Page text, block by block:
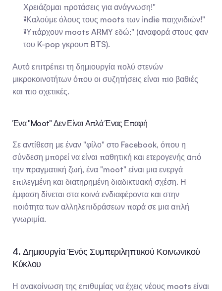
Χρειάζομαι προτάσεις για ανάγνωση!"
"Καλούμε όλους τους moots των indie παιχνιδιών!"
"Υπάρχουν moots ARMY εδώ;" (αναφορά στους φαν
του K-pop γκρουπ BTS).
Αυτό επιτρέπει τη δημιουργία πολύ στενών
μικροκοινοτήτων όπου οι συζητήσεις είναι πιο βαθιές
και πιο σχετικές.
Ένα "Moot" Δεν Είναι Απλά Ένας Επαφή
Σε αντίθεση με έναν "φίλο" στο Facebook, όπου η
σύνδεση μπορεί να είναι παθητική και ετερογενής από
την πραγματική ζωή, ένα "moot" είναι μια ενεργά
επιλεγμένη και διατηρημένη διαδικτυακή σχέση. Η
έμφαση δίνεται στα κοινά ενδιαφέροντα και στην
ποιότητα των αλληλεπιδράσεων παρά σε μια απλή
γνωριμία.
4. Δημιουργία Ένός Συμπεριληπτικού Κοινωνικού
Κύκλου
Η ανακοίνωση της επιθυμίας να έχεις νέους moots είναι